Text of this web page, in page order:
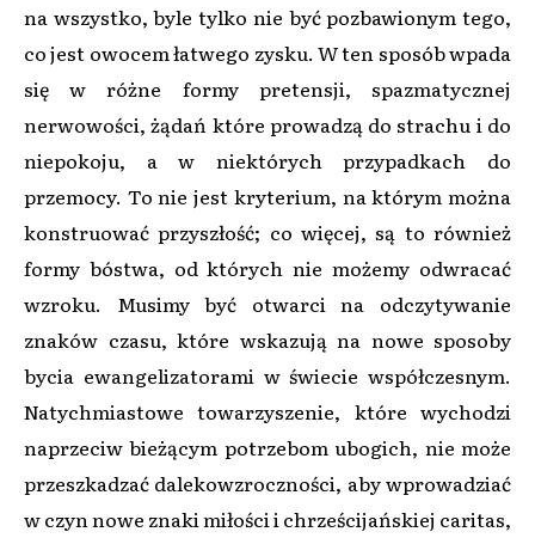
na wszystko, byle tylko nie być pozbawionym tego,
co jest owocem łatwego zysku. W ten sposób wpada
się w różne formy pretensji, spazmatycznej
nerwowości, żądań które prowadzą do strachu i do
niepokoju, a w niektórych przypadkach do
przemocy. To nie jest kryterium, na którym można
konstruować przyszłość; co więcej, są to również
formy bóstwa, od których nie możemy odwracać
wzroku. Musimy być otwarci na odczytywanie
znaków czasu, które wskazują na nowe sposoby
bycia ewangelizatorami w świecie współczesnym.
Natychmiastowe towarzyszenie, które wychodzi
naprzeciw bieżącym potrzebom ubogich, nie może
przeszkadzać dalekowzroczności, aby wprowadziać
w czyn nowe znaki miłości i chrześcijańskiej caritas,